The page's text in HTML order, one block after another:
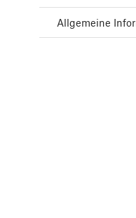
Allgemeine